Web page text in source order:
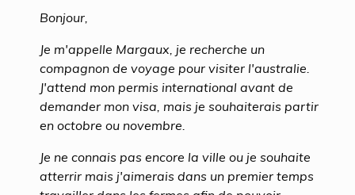
Bonjour,
Je m'appelle Margaux, je recherche un
compagnon de voyage pour visiter l'australie.
J'attend mon permis international avant de
demander mon visa, mais je souhaiterais partir
en octobre ou novembre.
Je ne connais pas encore la ville ou je souhaite
atterrir mais j'aimerais dans un premier temps